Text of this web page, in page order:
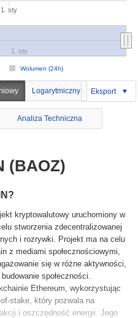
1. sty
Wolumen (24h)
1. sty
Logarytmiczny Eksport
Analiza Techniczna
(BAOZ)
kryptowalutowy uruchomiony w
stworzenia zdecentralizowanej
i rozrywki. Projekt ma na celu
z mediami społecznościowymi,
się w różne aktywności,
społeczności.
Ethereum, wykorzystując
stake, który pozwala na
i oszczędność energii. Jego